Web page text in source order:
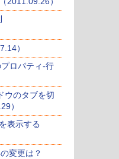
）
ロパティ-行
ウのタブを切
）
表示する
変更は？